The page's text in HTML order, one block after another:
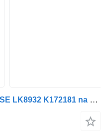
Hadica MAN, KNORR-BREMSE LK8932 K172181 na ťahača MAN TGS,TGX NTG (2020-)